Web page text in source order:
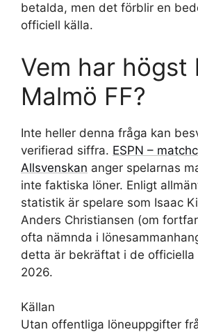
betalda, men det förblir en
officiell källa.
Vem har högst
Malmö FF?
Inte heller denna fråga kan
verifierad siffra. ESPN –
Allsvenskan anger spelarnas
inte faktiska löner. Enligt
statistik är spelare som Isaac
Anders Christiansen (om
ofta nämnda i
detta är bekräftat i de officiella
2026.
Källan
Utan offentliga löneuppgifter